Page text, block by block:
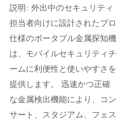
説明: 外出中のセキュリティ
担当者向けに設計されたプロ
仕様のポータブル金属探知機
は、モバイルセキュリティチ
ームに利便性と使いやすさを
提供します。 迅速かつ正確
な金属検出機能により、コン
サート、スタジアム、フェス